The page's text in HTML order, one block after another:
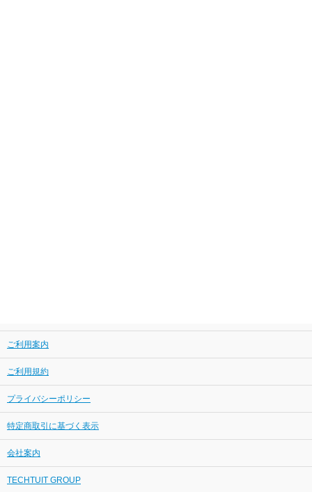
ご利用案内
ご利用規約
プライバシーポリシー
特定商取引に基づく表示
会社案内
TECHTUIT GROUP